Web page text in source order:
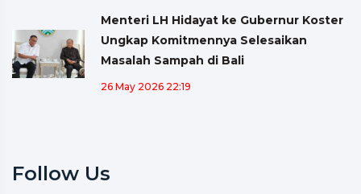
Menteri LH Hidayat ke Gubernur Koster
Ungkap Komitmennya Selesaikan
Masalah Sampah di Bali
26 May 2026 22:19
Follow Us